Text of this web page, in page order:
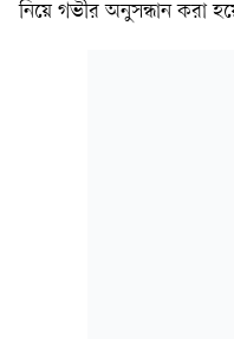
নিয়ে গভীর অনুসন্ধান করা